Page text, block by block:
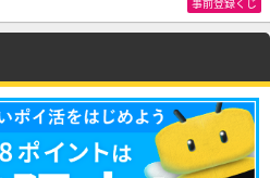
事前登録くじ